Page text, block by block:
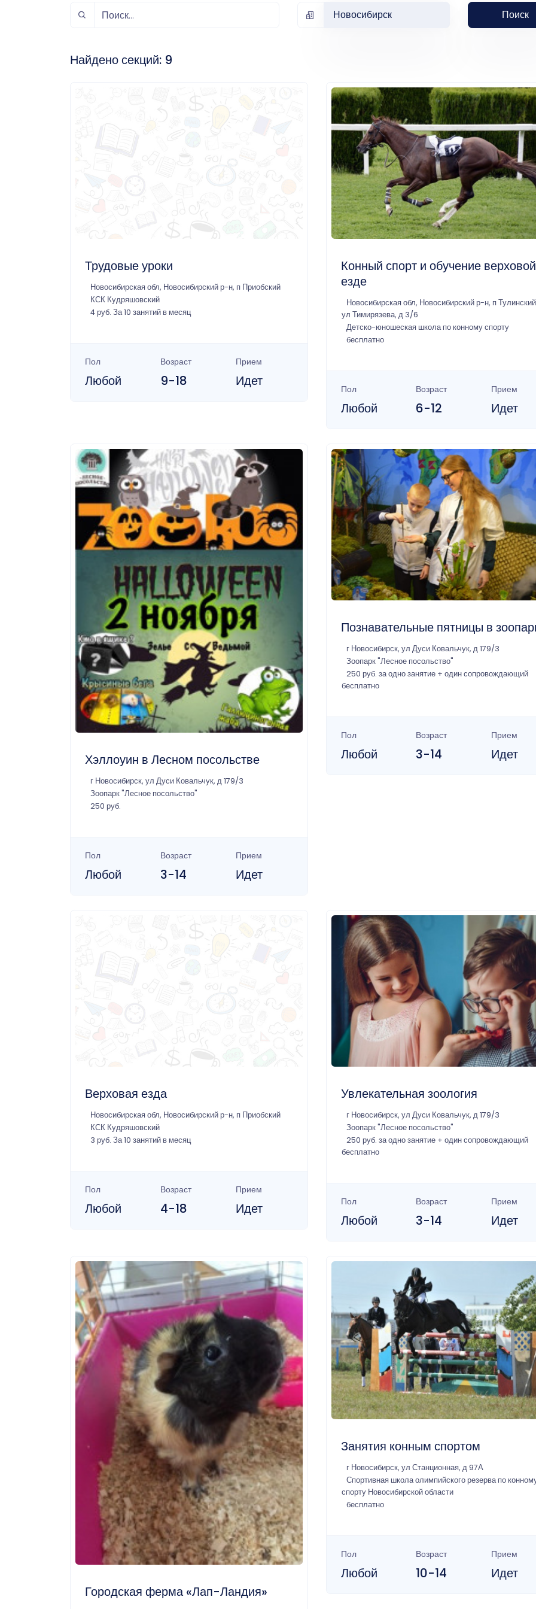
Индивидуально-
Новосибирск Поиск
Найдено секций: 9
Трудовые уроки
Новосибирская обл, Новосибирский р-н, п Приобский
КСК Кудряшовский
4 руб. За 10 занятий в месяц
Пол
Любой
Возраст
9-18
Прием
Идет
Конный спорт и обучение верховой
езде
Новосибирская обл, Новосибирский р-н, п
ул Тимирязева, д 3/6
Детско-юношеская школа по конному спорту
бесплатно
Пол
Любой
Возраст
6-12
Прием
Идет
Хэллоуин в Лесном посольстве
г Новосибирск, ул Дуси Ковальчук, д 179/3
Зоопарк "Лесное посольство"
250 руб.
Пол
Любой
Возраст
3-14
Прием
Идет
Познавательные пятницы в
г Новосибирск, ул Дуси Ковальчук, д 179/3
Зоопарк "Лесное посольство"
250 руб. за одно занятие + один сопровождающий
бесплатно
Пол
Любой
Возраст
3-14
Прием
Идет
Верховая езда
Новосибирская обл, Новосибирский р-н, п Приобский
КСК Кудряшовский
3 руб. За 10 занятий в месяц
Пол
Любой
Возраст
4-18
Прием
Идет
Увлекательная зоология
г Новосибирск, ул Дуси Ковальчук, д 179/3
Зоопарк "Лесное посольство"
250 руб. за одно занятие + один сопровождающий
бесплатно
Пол
Любой
Возраст
3-14
Прием
Идет
Городская ферма «Лап-Ландия»
Занятия конным спортом
г Новосибирск, ул Станционная, д 97А
Спортивная школа олимпийского резерва по
спорту Новосибирской области
бесплатно
Пол
Любой
Возраст
10-14
Прием
Идет